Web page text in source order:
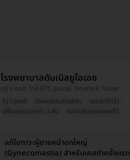
โรงพยาบาลดับเบิลยูไอเอช
อยู่ บางนา, ใกล้ BTS อุดมสุข, Interlink Tower
ไม่ Upsell มีแพทย์ประจำคลินิก
จองคิวได้เร็ว
มีที่จอดรถมากกว่า 3 คัน
ออกใบรับรองแพทย์ได้
แก้ไขภาวะผู้ชายหน้าอกใหญ่
(Gynecomastia) สำหรับเคสทำครั้งแรก